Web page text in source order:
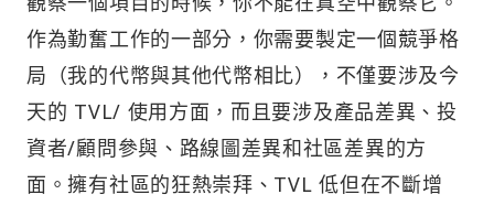
作為勤奮工作的一部分，你需要製定一個競爭格
局（我的代幣與其他代幣相比），不僅要涉及今
天的 TVL/ 使用方面，而且要涉及產品差異、投
資者/顧問參與、路線圖差異和社區差異的方
面。擁有社區的狂熱崇拜、TVL 低但在不斷增